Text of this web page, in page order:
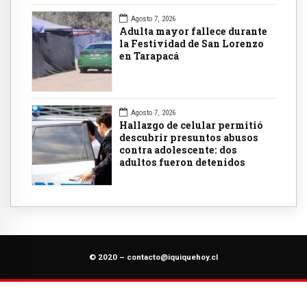
Agosto 7, 2026
Adulta mayor fallece durante
la Festividad de San Lorenzo
en Tarapacá
Agosto 7, 2026
Hallazgo de celular permitió
descubrir presuntos abusos
contra adolescente: dos
adultos fueron detenidos
© 2020 – contacto@iquiquehoy.cl